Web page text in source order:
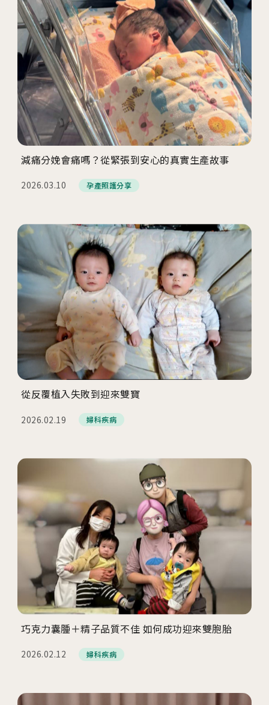
減痛分娩會痛嗎？從緊張到安心的真實生產故事
2026.03.10 孕產照護分享
從反覆植入失敗到迎來雙寶
2026.02.19 婦科疾病
巧克力囊腫＋精子品質不佳 如何成功迎來雙胞胎
2026.02.12 婦科疾病